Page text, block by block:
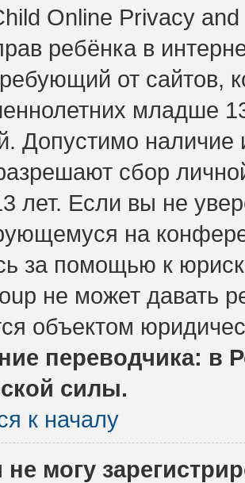
Online Privacy
ребёнка в
от сайтов,
младше
Допустимо наличие
сбор
лет. Если вы не
на
за помощью к
не может давать
объектом
переводчика: в
силы.
к началу
могу